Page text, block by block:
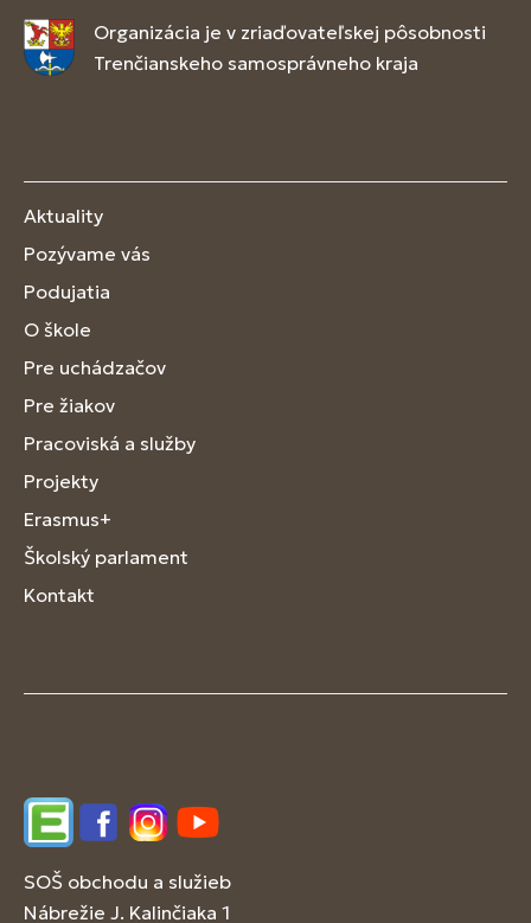
Organizácia je v zriaďovateľskej pôsobnosti
Trenčianskeho samosprávneho kraja
Aktuality
Pozývame vás
Podujatia
O škole
Pre uchádzačov
Pre žiakov
Pracoviská a služby
Projekty
Erasmus+
Školský parlament
Kontakt
EdupageFacebookInstagram
YouTube
SOŠ obchodu a služieb
Nábrežie J. Kalinčiaka 1